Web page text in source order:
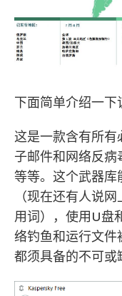
下面简单介绍一
这是一款含有所有
子邮件和网络反
等等。这个武器库
（现在还有人说
用词），使用U盘
络钓鱼和运行文件
都须具备的不可或